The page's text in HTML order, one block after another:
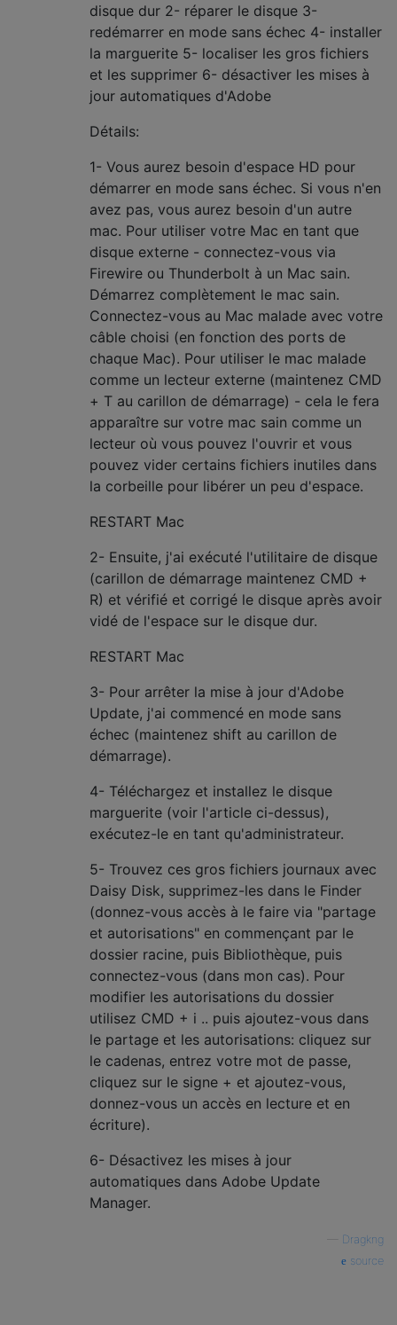
disque dur 2- réparer le disque 3-
redémarrer en mode sans échec 4- installer
la marguerite 5- localiser les gros fichiers
et les supprimer 6- désactiver les mises à
jour automatiques d'Adobe
Détails:
1- Vous aurez besoin d'espace HD pour
démarrer en mode sans échec. Si vous n'en
avez pas, vous aurez besoin d'un autre
mac. Pour utiliser votre Mac en tant que
disque externe - connectez-vous via
Firewire ou Thunderbolt à un Mac sain.
Démarrez complètement le mac sain.
Connectez-vous au Mac malade avec votre
câble choisi (en fonction des ports de
chaque Mac). Pour utiliser le mac malade
comme un lecteur externe (maintenez CMD
+ T au carillon de démarrage) - cela le fera
apparaître sur votre mac sain comme un
lecteur où vous pouvez l'ouvrir et vous
pouvez vider certains fichiers inutiles dans
la corbeille pour libérer un peu d'espace.
RESTART Mac
2- Ensuite, j'ai exécuté l'utilitaire de disque
(carillon de démarrage maintenez CMD +
R) et vérifié et corrigé le disque après avoir
vidé de l'espace sur le disque dur.
RESTART Mac
3- Pour arrêter la mise à jour d'Adobe
Update, j'ai commencé en mode sans
échec (maintenez shift au carillon de
démarrage).
4- Téléchargez et installez le disque
marguerite (voir l'article ci-dessus),
exécutez-le en tant qu'administrateur.
5- Trouvez ces gros fichiers journaux avec
Daisy Disk, supprimez-les dans le Finder
(donnez-vous accès à le faire via "partage
et autorisations" en commençant par le
dossier racine, puis Bibliothèque, puis
connectez-vous (dans mon cas). Pour
modifier les autorisations du dossier
utilisez CMD + i .. puis ajoutez-vous dans
le partage et les autorisations: cliquez sur
le cadenas, entrez votre mot de passe,
cliquez sur le signe + et ajoutez-vous,
donnez-vous un accès en lecture et en
écriture).
6- Désactivez les mises à jour
automatiques dans Adobe Update
Manager.
Dragkng
source